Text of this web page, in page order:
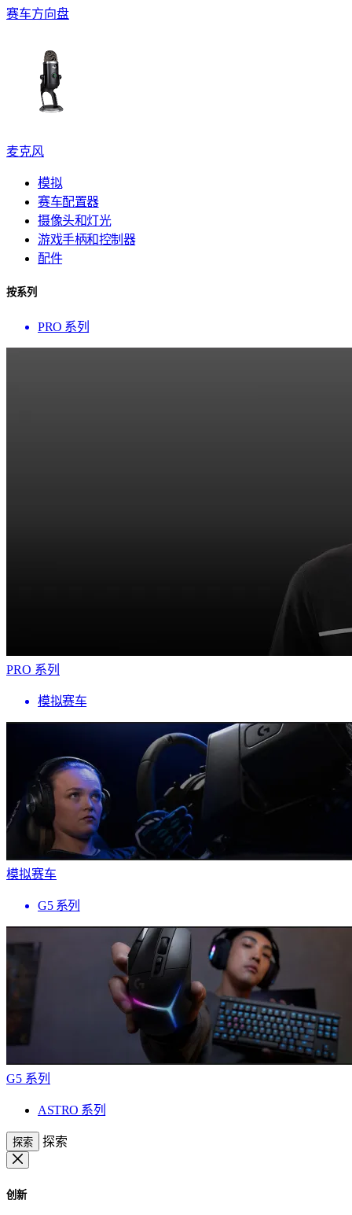
赛车方向盘
麦克风
模拟
赛车配置器
摄像头和灯光
游戏手柄和控制器
配件
按系列
PRO 系列
PRO 系列
模拟赛车
模拟赛车
G5 系列
G5 系列
ASTRO 系列
探索 探索
创新